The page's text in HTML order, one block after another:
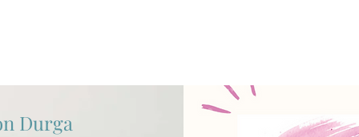
Durga